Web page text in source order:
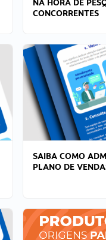
NA HORA DE
CONCORRENTES
SAIBA COMO
PLANO DE